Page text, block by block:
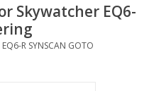
Skywatcher EQ6-
R SYNSCAN GOTO